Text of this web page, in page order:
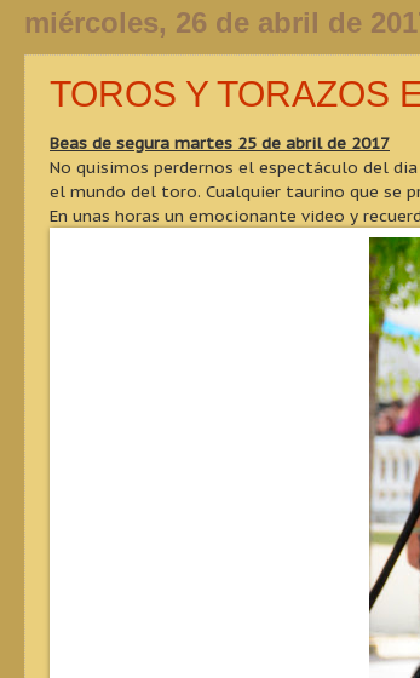
miércoles, 26 de abril de
TOROS Y TORAZOS
Beas de segura martes 25 de abril de 2017
No quisimos perdernos el espectáculo del
el mundo del toro. Cualquier taurino que se
En unas horas un emocionante video y